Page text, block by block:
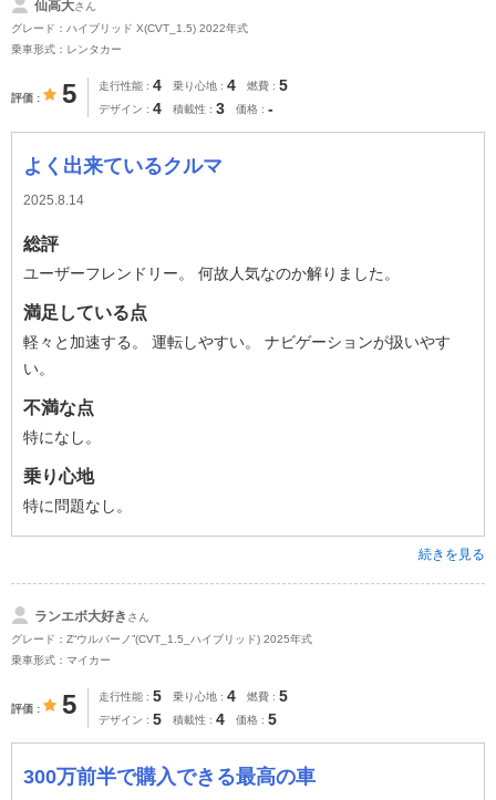
仙高大さん
グレード：ハイブリッド X(CVT_1.5) 2022年式
乗車形式：レンタカー
評価 5 走行性能 4 乗り心地 4 燃費 5
デザイン 4 積載性 3 価格 -
よく出来ているクルマ
2025.8.14
総評
ユーザーフレンドリー。 何故人気なのか解りました。
満足している点
軽々と加速する。 運転しやすい。 ナビゲーションが扱いやす
い。
不満な点
特になし。
乗り心地
特に問題なし。
続きを見る
ランエボ大好き さん
グレード：Z“ウルバーノ”(CVT_1.5_ハイブリッド) 2025年式
乗車形式：マイカー
評価 5 走行性能 5 乗り心地 4 燃費 5
デザイン 5 積載性 4 価格 5
300万前半で購入できる最高の車